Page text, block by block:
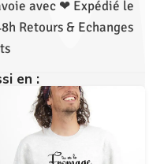
avec ❤ Expédié le
Retours & Echanges
en :